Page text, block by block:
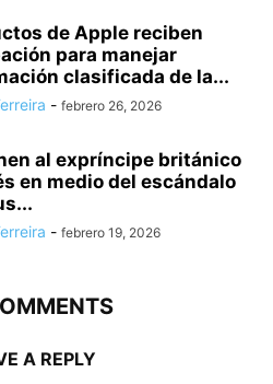
de Apple reciben
para manejar
clasificada de la...
- febrero 26, 2026
al expríncipe británico
en medio del escándalo
- febrero 19, 2026
A REPLY